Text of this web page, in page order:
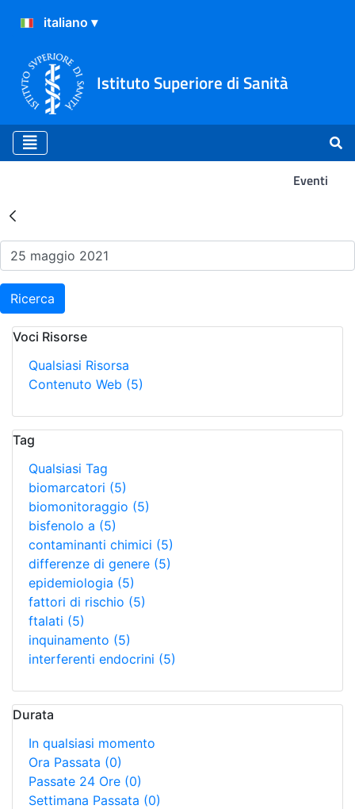
Istituto Superiore di Sanità
Eventi
Risultati della Ricerca -
Ricerca
Voci Risorse
Qualsiasi Risorsa
Contenuto Web (5)
Tag
Qualsiasi Tag
biomarcatori (5)
biomonitoraggio (5)
bisfenolo a (5)
contaminanti chimici (5)
differenze di genere (5)
epidemiologia (5)
fattori di rischio (5)
ftalati (5)
inquinamento (5)
interferenti endocrini (5)
Durata
In qualsiasi momento
Ora Passata (0)
Passate 24 Ore (0)
Settimana Passata (0)